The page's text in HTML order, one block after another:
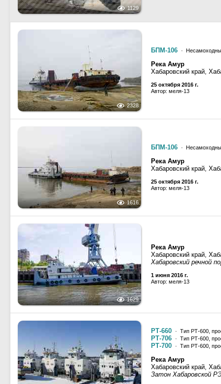
1129
2328
БПМ-106 ·
Река Амур
Хабаровский край,
25 октября 2016 г.
Автор: меля-13
1616
БПМ-106 ·
Река Амур
Хабаровский край,
25 октября 2016 г.
Автор: меля-13
1629
Река Амур
Хабаровский край,
Хабаровский речной
1 июня 2016 г.
Автор: меля-13
РТ-660 · Тип РТ-600,
РТ-706 · Тип РТ-600,
РТ-700 · Тип РТ-600,
Река Амур
Хабаровский край,
Затон Хабаровской